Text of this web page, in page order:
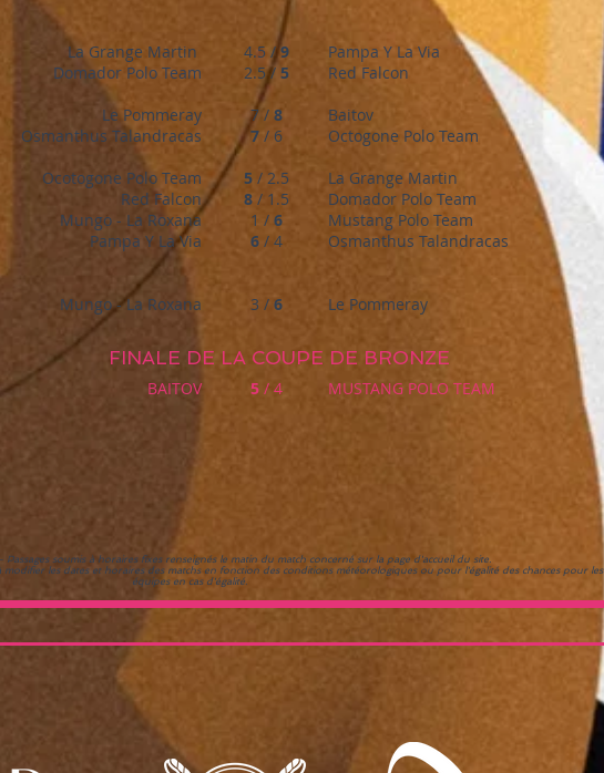
La Grange Martin
Domador Polo Team
Le Pommeray
Osmanthus Talandracas
Ocotogone Polo Team
Red Falcon
Mungo - La Roxana
Pampa Y La Via
Mungo - La Roxana
BAITOV
4.5 /9
2.5 / 5
7 / 8
7/ 6
5/ 2.5
8/ 1.5
1 /6
6/ 4
3 / 6
5 / 4
Pampa Y La Via
Red Falcon
Baitov
Octogone Polo Team
La Grange Martin
Domador Polo Team
Mustang Polo Team
Osmanthus Talandracas
Le Pommeray
MUSTANG POLO TEAM
FINALE DE LA COUPE DE BRONZE
soumis à horaires fixes renseignés le matin du match concerné sur la page d'accueil du site.
les dates et horaires des matchs en fonction des conditions météorologiques ou pour l'égalité des chances pour les
équipes en cas d'égalité.